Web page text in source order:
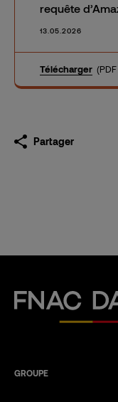
requête
13.05.2026
Télécharger
Partager
Fnac Darty
GROUPE